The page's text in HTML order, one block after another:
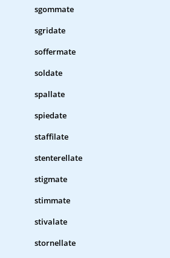
sgommate
sgridate
soffermate
soldate
spallate
spiedate
staffilate
stenterellate
stigmate
stimmate
stivalate
stornellate